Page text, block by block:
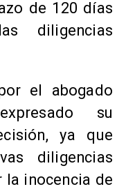
de 120 días
diligencias
el abogado
su
ya que
diligencias
la inocencia de